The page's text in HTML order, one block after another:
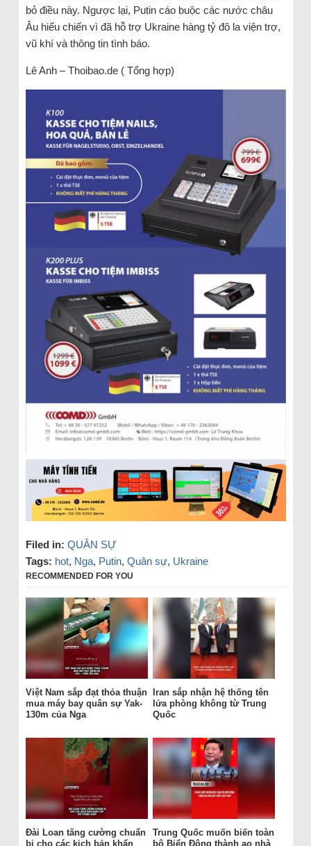
bỏ điều này. Ngược lại, Putin cáo buộc các nước châu
Âu hiếu chiến vì đã hỗ trợ Ukraine hàng tỷ đô la viện trợ,
vũ khí và thông tin tình báo.
Lê Anh – Thoibao.de ( Tổng hợp)
Filed in: QUÂN SỰ
Tags: hot, Nga, Putin, Quân sự, Ukraine
RECOMMENDED FOR YOU
Việt Nam sắp đạt thỏa thuận
mua máy bay quân sự Yak-
130m của Nga
Iran sắp nhận hệ thống tên
lửa phòng không từ Trung
Quốc
Đài Loan tăng cường chuẩn
bị cho các kịch bản khẩn
Trung Quốc muốn biến toàn
bộ Biển Đông thành ao nhà